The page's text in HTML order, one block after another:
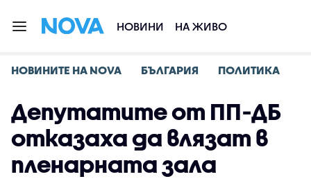
НОВИНИ НА ЖИВО
НОВИНИТЕ НА NOVA БЪЛГАРИЯ ПОЛИТИКА
Депутатите от ПП-ДБ
отказаха да влязат в
пленарната зала